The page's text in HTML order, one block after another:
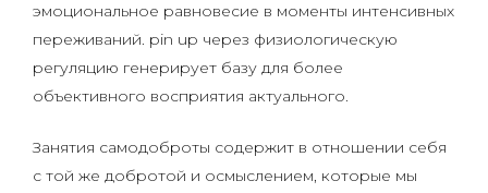
эмоциональное равновесие в моменты интенсивных
переживаний. pin up через физиологическую
регуляцию генерирует базу для более
объективного восприятия актуального.
Занятия самодоброты содержит в отношении себя
с той же добротой и осмыслением, которые мы